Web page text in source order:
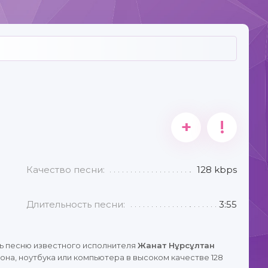
+ !
Качество песни: 128 kbps
Длительность песни: 3:55
известного исполнителя Жанат Нұрсұлтан
ноутбука или компьютера в высоком качестве 128